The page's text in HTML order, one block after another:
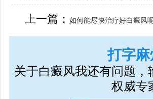
女生应该如何治疗呢
上一篇：如何能尽快治疗好白癜风
打字
关于白癜风我还有问题
权威专